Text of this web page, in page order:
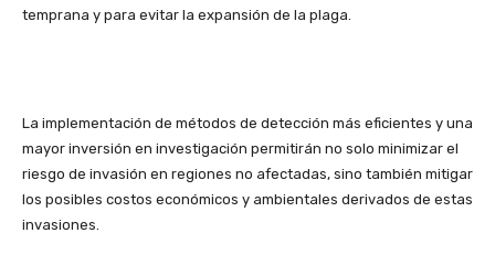
temprana y para evitar la expansión de la plaga.
La implementación de métodos de detección más eficientes y una
mayor inversión en investigación permitirán no solo minimizar el
riesgo de invasión en regiones no afectadas, sino también mitigar
los posibles costos económicos y ambientales derivados de estas
invasiones.